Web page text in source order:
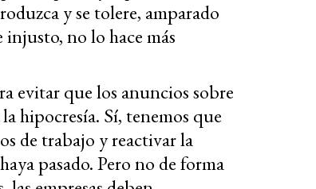
y se tolere, amparado
no lo hace más
evitar que los anuncios sobre
hipocresía. Sí, tenemos que
de trabajo y reactivar la
pasado. Pero no de forma